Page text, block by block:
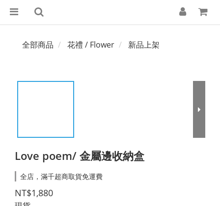
全部商品 花禮 / Flower 新品上架
Love poem/ 金屬邊收納盒
全店，滿千超商取貨免運費
NT$1,880